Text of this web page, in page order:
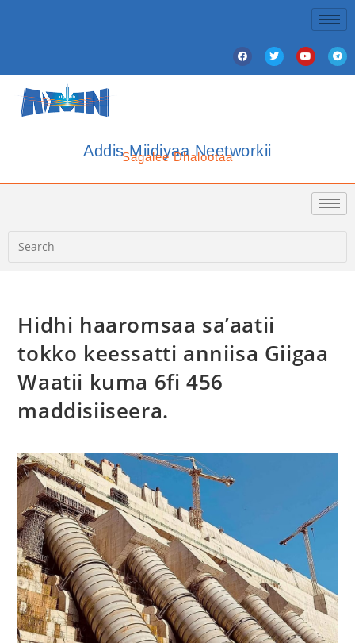
Addis Miidiyaa Neetworkii
Sagalee Dhalootaa
Hidhi haaromsaa sa’aatii
tokko keessatti anniisa Giigaa
Waatii kuma 6fi 456
maddisiiseera.